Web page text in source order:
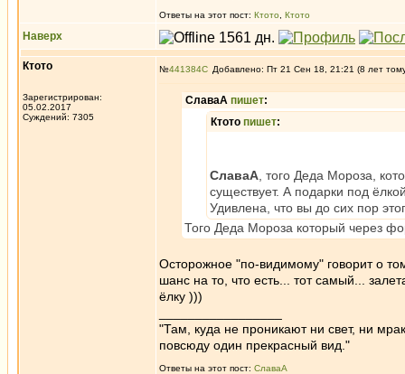
Ответы на этот пост: Ктото Ктото
Наверх
Ктото
Зарегистрирован:
05.02.2017
Суждений: 7305
№441384 Добавлено: Пт 21 Сен 18, 21:21 (8 лет
СлаваА пишет:
Ктото пишет:
СлаваА , того Деда Мороза,
существует. А подарки под
Удивлена, что вы до сих пор
Того Деда Мороза который через
Осторожное "по-видимому" говорит о
шанс на то, что есть... тот самый...
ёлку )))
"Там, куда не проникают ни свет, ни
повсюду один прекрасный вид."
Ответы на этот пост: СлаваА